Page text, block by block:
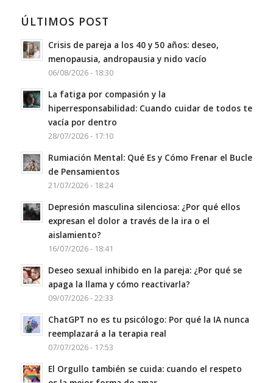
ÚLTIMOS POST
Crisis de pareja a los 40 y 50 años: deseo,
menopausia, andropausia y nido vacío
06/08/2026 - 18:30
La fatiga por compasión y la
hiperresponsabilidad: Cuando cuidar de todos te
vacía por dentro
28/07/2026 - 17:10
Rumiación Mental: Qué Es y Cómo Frenar el Bucle
de Pensamientos
21/07/2026 - 18:24
Depresión masculina silenciosa: ¿Por qué ellos
expresan el dolor a través de la ira o el
aislamiento?
16/07/2026 - 18:41
Deseo sexual inhibido en la pareja: ¿Por qué se
apaga la llama y cómo reactivarla?
09/07/2026 - 22:33
ChatGPT no es tu psicólogo: Por qué la IA nunca
reemplazará a la terapia real
07/07/2026 - 17:53
El Orgullo también se cuida: cuando el respeto